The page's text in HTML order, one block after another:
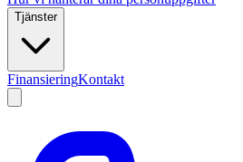
Tjänster
FinansieringKontakt